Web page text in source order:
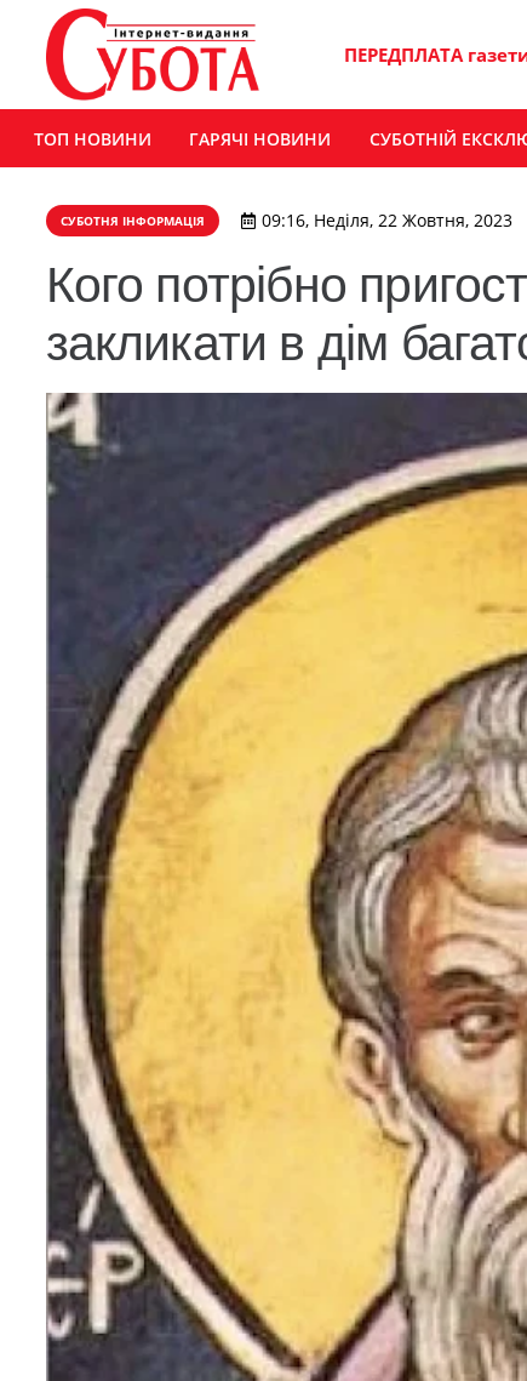
ПЕРЕДПЛАТА
ТОП НОВИНИ ГАРЯЧІ НОВИНИ СУБОТНІЙ
СУБОТНЯ ІНФОРМАЦІЯ 09:16, Неділя, 22 Жовтня, 2023
Кого потрібно
закликати в дім